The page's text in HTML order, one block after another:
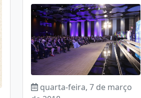
quarta-feira, 7 de março